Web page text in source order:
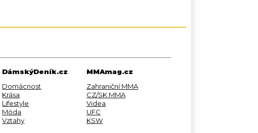
DámskýDeník.cz
Domácnost
Krása
Lifestyle
Móda
Vztahy
MMAmag.cz
Zahraniční MMA
CZ/SK MMA
Videa
UFC
KSW